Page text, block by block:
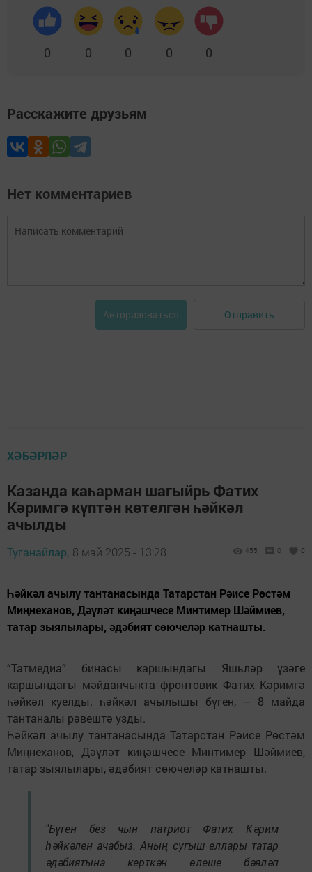
0 0 0 0 0
Расскажите друзьям
Нет комментариев
Авторизоваться Отправить
ХӘБӘРЛӘР
Казанда каһарман шагыйрь Фатих
Кәримгә күптән көтелгән һәйкәл
ачылды
Туганайлар, 8 май 2025 - 13:28 455 0 0
Һәйкәл ачылу тантанасында Татарстан Рәисе Рөстәм
Миңнеханов, Дәүләт киңәшчесе Минтимер Шәймиев,
татар зыялылары, әдәбият сөючеләр катнашты.
“Татмедиа” бинасы каршындагы Яшьләр үзәге
каршындагы мәйданчыкта фронтовик Фатих Кәримгә
һәйкәл куелды. һәйкәл ачылышы бүген, – 8 майда
тантаналы рәвештә узды.
Һәйкәл ачылу тантанасында Татарстан Рәисе Рөстәм
Миңнеханов, Дәүләт киңәшчесе Минтимер Шәймиев,
татар зыялылары, әдәбият сөючеләр катнашты.
"Бүген без чын патриот Фатих Кәрим
һәйкәлен ачабыз. Аның сугыш еллары татар
әдәбиятына керткән өлеше бәяләп